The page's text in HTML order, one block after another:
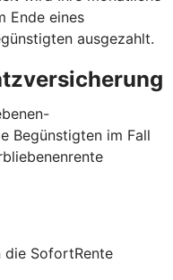
Ende eines
ausgezahlt.
Begünstigten im Fall
die SofortRente